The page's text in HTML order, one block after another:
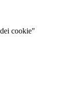
cookie"